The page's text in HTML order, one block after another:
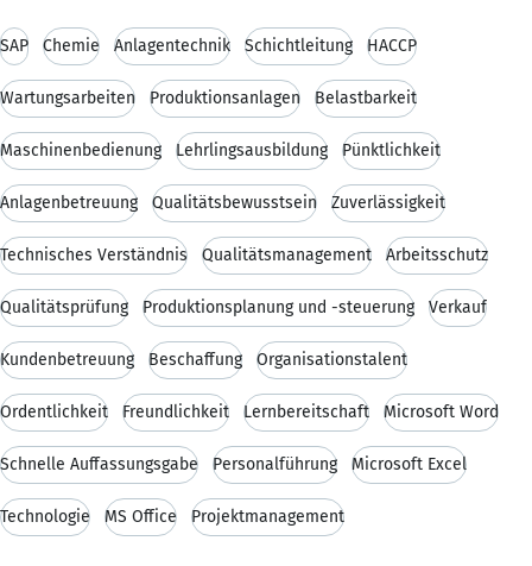
SAP Chemie Anlagentechnik Schichtleitung HACCP
Wartungsarbeiten Produktionsanlagen Belastbarkeit
Maschinenbedienung Lehrlingsausbildung Pünktlichkeit
Anlagenbetreuung Qualitätsbewusstsein Zuverlässigkeit
Technisches Verständnis Qualitätsmanagement Arbeitsschutz
Qualitätsprüfung Produktionsplanung und -steuerung Verkauf
Kundenbetreuung Beschaffung Organisationstalent
Ordentlichkeit Freundlichkeit Lernbereitschaft Microsoft Word
Schnelle Auffassungsgabe Personalführung Microsoft Excel
Technologie MS Office Projektmanagement